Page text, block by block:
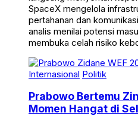
SpaceX mengelola
pertahanan dan
analis menilai potensi
membuka celah risiko
Internasional Politik
Prabowo Bertemu
Momen Hangat di